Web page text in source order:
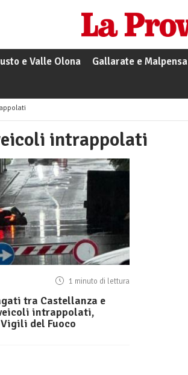
e Valle Olona Gallarate e Malpensa
intrappolati
1 minuto di lettura
tra Castellanza e
intrappolati,
del Fuoco